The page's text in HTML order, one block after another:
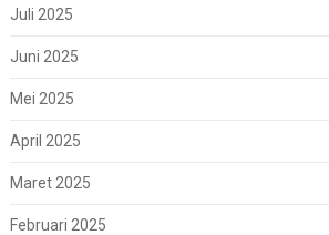
Juli 2025
Juni 2025
Mei 2025
April 2025
Maret 2025
Februari 2025